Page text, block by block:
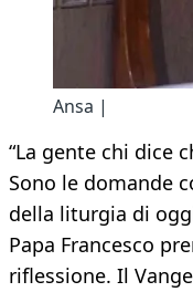
Ansa |
“La gente chi dice
Sono le domande
della liturgia di
Papa Francesco
riflessione. Il